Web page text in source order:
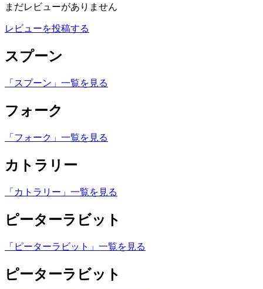
まだレビューがありません
レビューを投稿する
スプーン
「スプーン」一覧を見る
フォーク
「フォーク」一覧を見る
カトラリー
「カトラリー」一覧を見る
ピーターラビット
「ピーターラビット」一覧を見る
ピーターラビット